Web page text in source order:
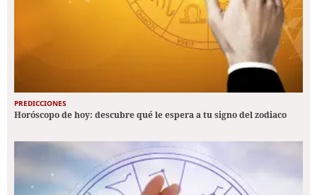
PREDICCIONES
Horóscopo de hoy: descubre qué le espera a tu signo del zodiaco